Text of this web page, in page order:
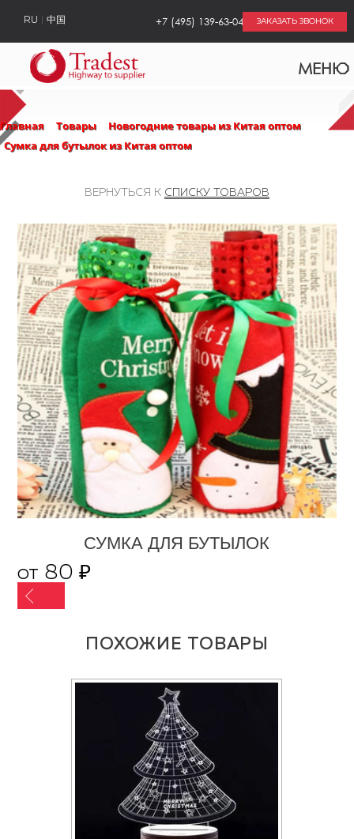
МЕНЮ
RU 中国 ЗАКАЗАТЬ ЗВОНОК
+7 (495) 139-63-04
Главная Товары
Новогодние товары из Китая оптом
Сумка для бутылок из Китая оптом
ВЕРНУТЬСЯ К СПИСКУ ТОВАРОВ
СУМКА ДЛЯ БУТЫЛОК
от 80 ₽
ПОХОЖИЕ ТОВАРЫ